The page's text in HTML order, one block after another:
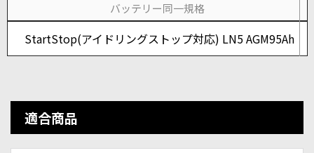
バッテリー同一規格
StartStop(アイドリングストップ対応) LN5 AGM95Ah
適合商品